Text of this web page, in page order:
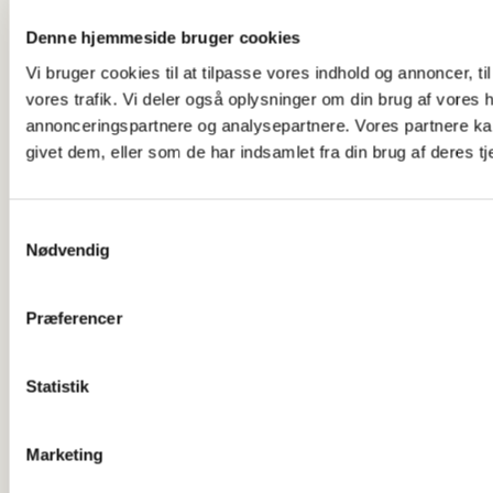
Denne hjemmeside bruger cookies
Vi bruger cookies til at tilpasse vores indhold og annoncer,
vores trafik. Vi deler også oplysninger om din brug af vores
annonceringspartnere og analysepartnere. Vores partnere
givet dem, eller som de har indsamlet fra din brug af deres
Nødvendig
Præferencer
Statistik
Marketing